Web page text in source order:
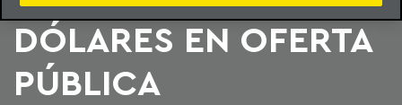
DÓLARES EN OFERTA
PÚBLICA